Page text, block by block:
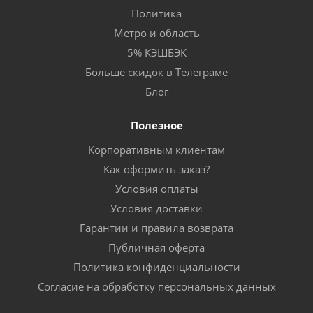
Политика
Метро и область
5% КЭШБЭК
Больше скидок в Телеграме
Блог
Полезное
Корпоративным клиентам
Как оформить заказ?
Условия оплаты
Условия доставки
Гарантии и правила возврата
Публичная оферта
Политика конфиденциальности
Согласие на обработку персональных данных